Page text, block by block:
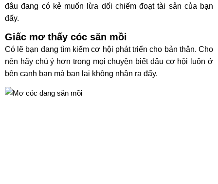
đâu đang có kẻ muốn lừa dối chiếm đoạt tài sản của bạn
đấy.
Giấc mơ thấy cóc săn mồi
Có lẽ bạn đang tìm kiếm cơ hội phát triển cho bản thân. Cho
nên hãy chú ý hơn trong mọi chuyện biết đâu cơ hội luôn ở
bên cạnh bạn mà bạn lại không nhận ra đấy.